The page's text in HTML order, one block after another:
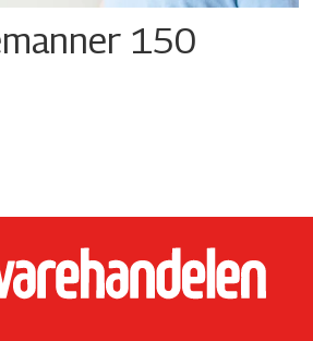
150